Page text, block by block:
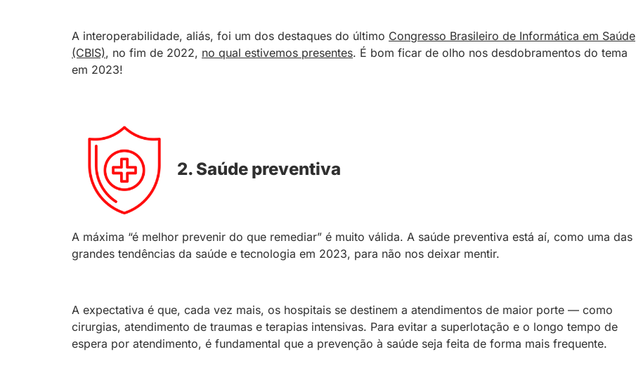
A interoperabilidade, aliás, foi um dos destaques do último Congresso Brasileiro de Informática em Saúde
(CBIS), no fim de 2022, no qual estivemos presentes. É bom ficar de olho nos desdobramentos do tema
em 2023!
2. Saúde preventiva
A máxima “é melhor prevenir do que remediar” é muito válida. A saúde preventiva está aí, como uma das
grandes tendências da saúde e tecnologia em 2023, para não nos deixar mentir.
A expectativa é que, cada vez mais, os hospitais se destinem a atendimentos de maior porte — como
cirurgias, atendimento de traumas e terapias intensivas. Para evitar a superlotação e o longo tempo de
espera por atendimento, é fundamental que a prevenção à saúde seja feita de forma mais frequente.